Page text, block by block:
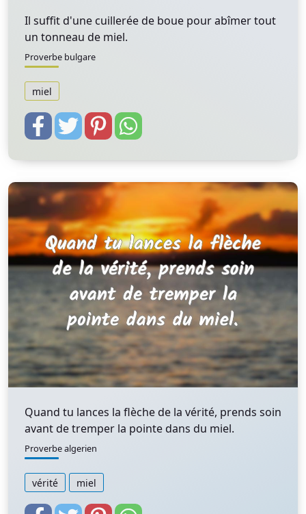
Il suffit d'une cuillerée de boue pour abîmer tout
un tonneau de miel.
Proverbe bulgare
miel
Quand tu lances la flèche de la vérité, prends soin
avant de tremper la pointe dans du miel.
Proverbe algerien
vérité miel